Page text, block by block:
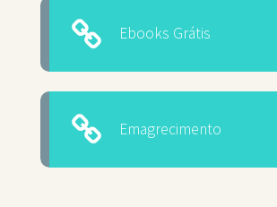
Ebooks Grátis
Emagrecimento